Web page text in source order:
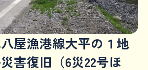
屋漁港線大平の１地
害復旧（6災22号ほ